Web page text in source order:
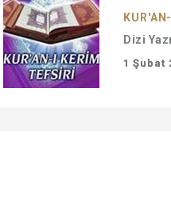
Dizi
1 Şubat